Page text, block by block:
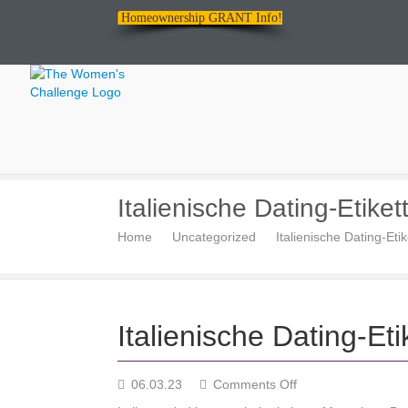
Homeownership GRANT Info!
Women's
Challenge
Italienische Dating-
Home Uncategorized Italienische Dating-
Italienische Dating-
06.03.23 Comments Offon